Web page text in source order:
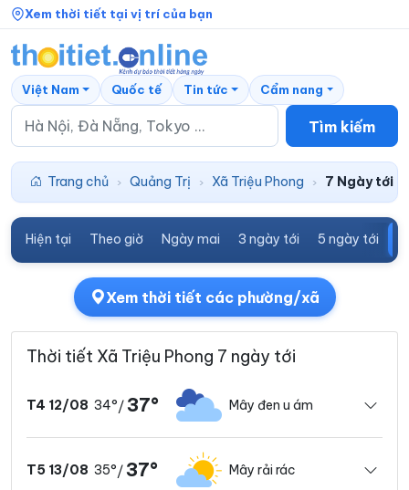
Xem thời tiết tại vị trí của bạn
Tìm kiếm
Việt Nam Quốc tế Tin tức Cẩm nang
Trang chủ › Quảng Trị › Xã Triệu Phong › 7 Ngày tới
Hiện tại Theo giờ Ngày mai 3 ngày tới 5 ngày tới
Xem thời tiết các phường/xã
Thời tiết Xã Triệu Phong 7 ngày tới
T4 12/08 34°/ 37° Mây đen u ám
T5 13/08 35°/ 37° Mây rải rác